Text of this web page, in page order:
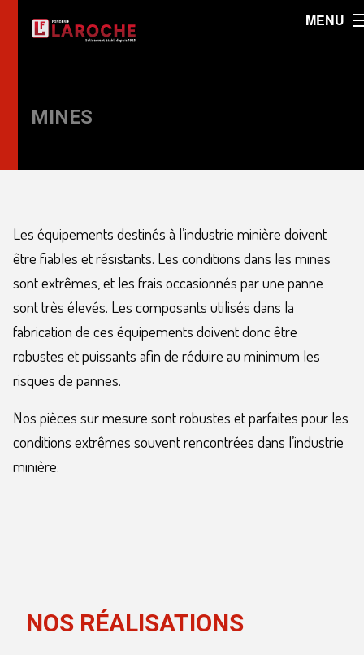
MENU
MINES
Les équipements destinés à l’industrie minière doivent
être fiables et résistants. Les conditions dans les mines
sont extrêmes, et les frais occasionnés par une panne
sont très élevés. Les composants utilisés dans la
fabrication de ces équipements doivent donc être
robustes et puissants afin de réduire au minimum les
risques de pannes.
Nos pièces sur mesure sont robustes et parfaites pour les
conditions extrêmes souvent rencontrées dans l’industrie
minière.
NOS RÉALISATIONS